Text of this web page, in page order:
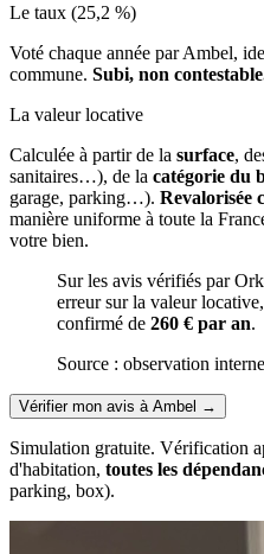
Le taux (25,2 %)
Voté chaque année par Ambel,
commune. Subi, non
La valeur locative
Calculée à partir de la surface,
sanitaires…), de la catégorie du
garage, parking…). Revalorisée
manière uniforme à toute la
votre bien.
Sur les avis vérifiés par
erreur sur la valeur
confirmé de 260 € par an.
Source : observation
Vérifier mon avis à Ambel →
Simulation gratuite. Vérification
d'habitation, toutes les
parking, box).